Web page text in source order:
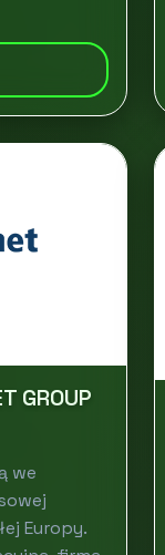
GROUP
we
Europy.